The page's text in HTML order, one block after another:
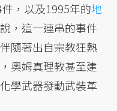
，以及1995年的地
，這一連串的事件
隨著出自宗教狂熱
奧姆真理教甚至建
學武器發動武裝革